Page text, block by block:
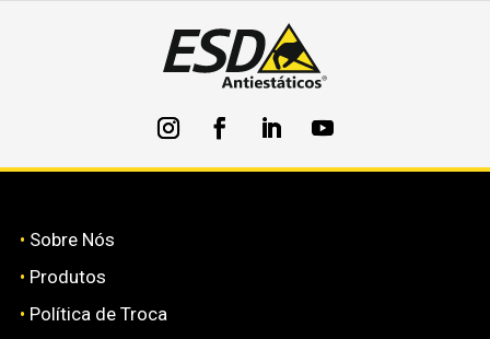
• Sobre Nós
• Produtos
• Política de Troca